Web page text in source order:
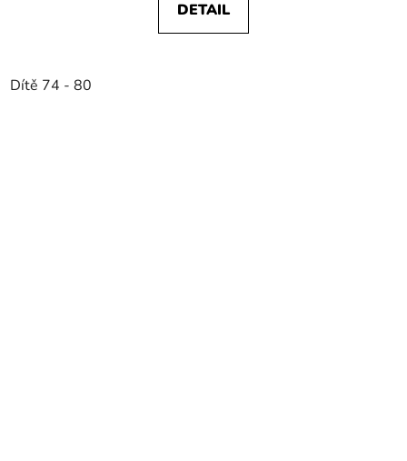
DETAIL
Dítě 74 - 80